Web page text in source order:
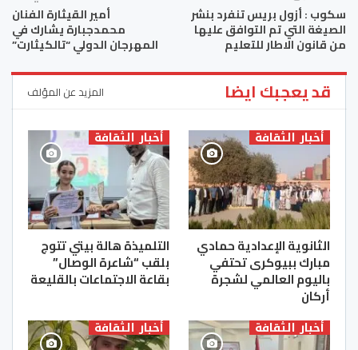
سكوب : أزول بريس تنفرد بنشر
الصيغة التي تم التوافق عليها
من قانون الاطار للتعليم
أمير القيثارة الفنان
محمدجبارة يشارك في
المهرجان الدولي “تالكيثارت”
قد يعجبك ايضا المزيد عن المؤلف
أخبار الثقافة
الثانوية الإعدادية حمادي
مبارك ببيوكرى تحتفي
باليوم العالمي لشجرة
أركان
أخبار الثقافة
التلميذة هالة بيتي تتوج
بلقب “شاعرة الوصال”
بقاعة الاجتماعات بالقليعة
أخبار الثقافة أخبار الثقافة